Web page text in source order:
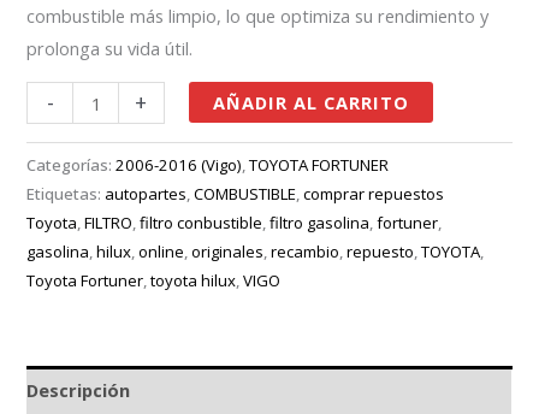
combustible más limpio, lo que optimiza su rendimiento y
prolonga su vida útil.
- + AÑADIR AL CARRITO
Categorías:2006-2016 (Vigo),TOYOTA FORTUNER
Etiquetas: autopartes,COMBUSTIBLE,comprar repuestos
Toyota,FILTRO,filtro conbustible,filtro gasolina,fortuner,
gasolina,hilux,online,originales,recambio,repuesto,TOYOTA,
Toyota Fortuner,toyota hilux,VIGO
Descripción